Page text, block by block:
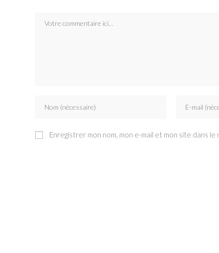
or
address
Enregistrer mon nom, mon e-mail et mon site dans